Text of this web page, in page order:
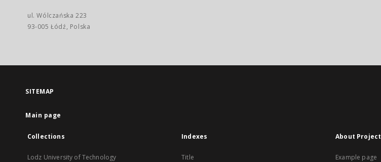
ul. Wólczańska 223
93-005 Łódź, Polska
SITEMAP
Main page
Collections
Lodz University of Technology
Indexes
Title
About Project
Example page